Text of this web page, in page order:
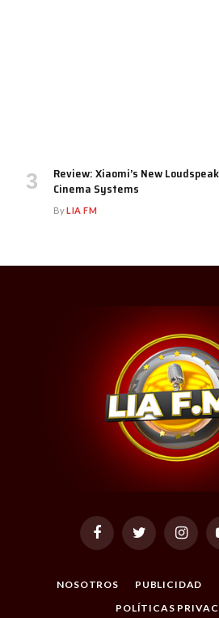
Review: Xiaomi’s New
Cinema Systems
ByLIA FM
FacebookTwitter
NOSOTROS PUBLICIDAD
POLÍTICAS